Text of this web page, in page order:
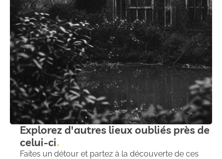
Explorez d'autres lieux oubliés près de
celui-ci
Faites un détour et partez à la découverte de ces